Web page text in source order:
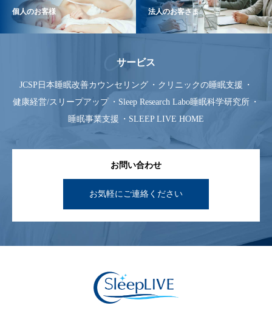
個人のお客様 法人のお客さま
サービス
JCSP日本睡眠改善カウンセリング
クリニックの睡眠支援
健康経営/スリープアップ
Sleep Research Labo睡眠科学研究所
睡眠事業支援
SLEEP LIVE HOME
お問い合わせ
お気軽にご連絡ください